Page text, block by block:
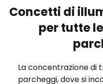
Concetti di
per tutte
La concentrazione di
parcheggi, dove si